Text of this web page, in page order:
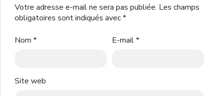
Votre adresse e-mail ne sera pas publiée. Les champs
obligatoires sont indiqués avec*
Nom * E-mail*
Site web